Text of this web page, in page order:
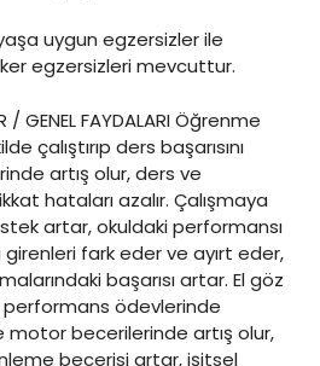
uygun egzersizler ile
egzersizleri mevcuttur.
/ GENEL FAYDALARI Öğrenme
çalıştırıp ders başarısını
artış olur, ders ve
hataları azalır. Çalışmaya
artar, okuldaki performansı
fark eder ve ayırt eder,
başarısı artar. El göz
ödevlerinde
motor becerilerinde artış olur,
becerisi artar, işitsel